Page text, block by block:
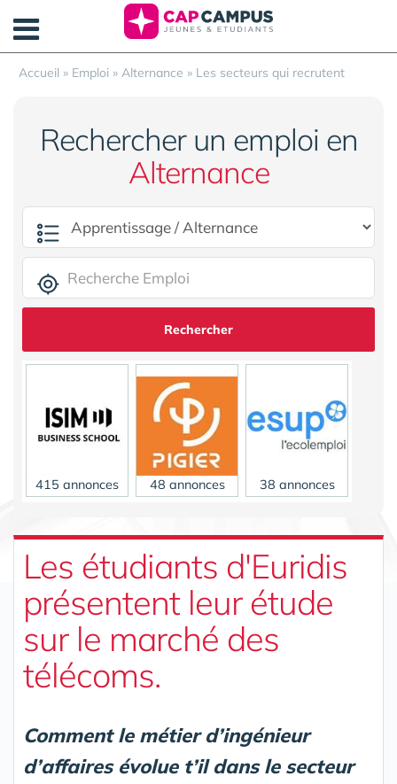
Accueil » Emploi » Alternance » Les secteurs qui recrutent
Rechercher un emploi en
Alternance
Rechercher
415 annonces 48 annonces 38 annonces
27 annonces
Les étudiants d'Euridis
présentent leur étude
sur le marché des
télécoms.
Comment le métier d’ingénieur
d’affaires évolue t’il dans le secteur
Panneau de gestion des cookies